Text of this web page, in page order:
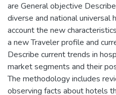
are General objective
diverse and national universal
account the new
a new Traveler profile and
Describe current trends in
market segments and their
The methodology includes
observing facts about hotels